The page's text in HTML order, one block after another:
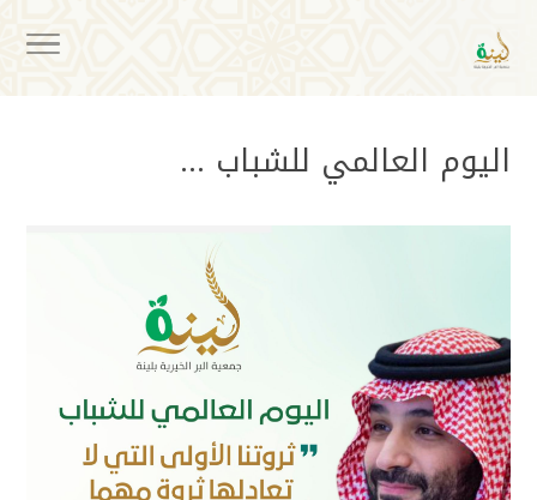
اليوم العالمي للشباب …